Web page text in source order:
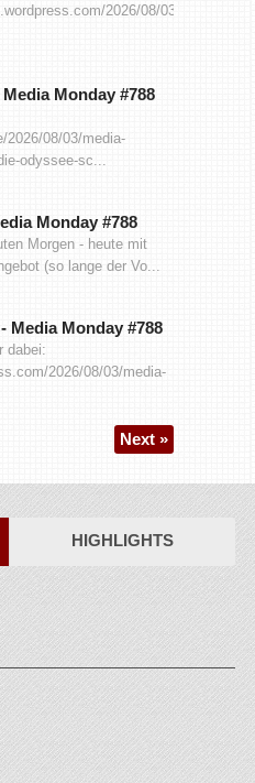
2026/08/03/media-
Media Monday #788
2026/08/03/media-
odyssee-sc...
Monday #788
Morgen - heute mit
(so lange der Vo...
- Media Monday #788
dabei:
2026/08/03/media-
Next »
HIGHLIGHTS